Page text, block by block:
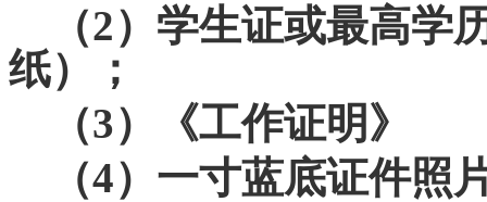
（2）学生证或最高学
纸）；
（3）《工作证明》
（4）一寸蓝底证件照